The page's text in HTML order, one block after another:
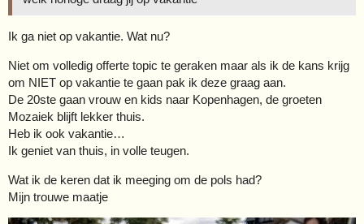
Ik ga niet op vakantie. Wat nu?
Niet om volledig offerte topic te geraken maar als ik de kans krijg
om NIET op vakantie te gaan pak ik deze graag aan.
De 20ste gaan vrouw en kids naar Kopenhagen, de groeten
Mozaiek blijft lekker thuis.
Heb ik ook vakantie…
Ik geniet van thuis, in volle teugen.
Wat ik de keren dat ik meeging om de pols had?
Mijn trouwe maatje